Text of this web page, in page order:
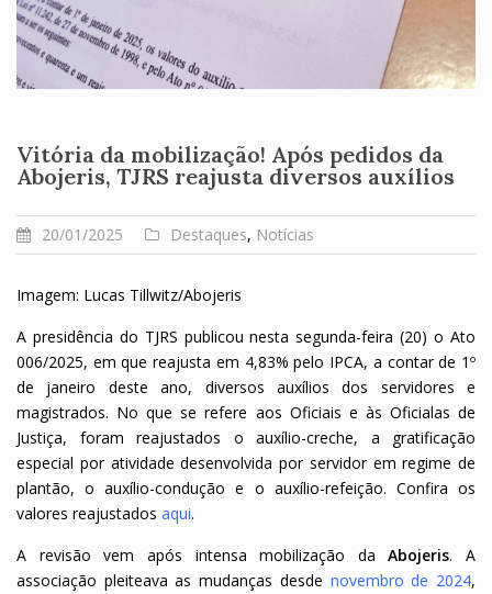
Vitória da mobilização! Após pedidos da
Abojeris, TJRS reajusta diversos auxílios
20/01/2025 Destaques, Notícias
Imagem: Lucas Tillwitz/Abojeris
A presidência do TJRS publicou nesta segunda-feira (20) o Ato
006/2025, em que reajusta em 4,83% pelo IPCA, a contar de 1º
de janeiro deste ano, diversos auxílios dos servidores e
magistrados. No que se refere aos Oficiais e às Oficialas de
Justiça, foram reajustados o auxílio-creche, a gratificação
especial por atividade desenvolvida por servidor em regime de
plantão, o auxílio-condução e o auxílio-refeição. Confira os
valores reajustados aqui.
A revisão vem após intensa mobilização daAbojeris. A
associação pleiteava as mudanças desde novembro de 2024,